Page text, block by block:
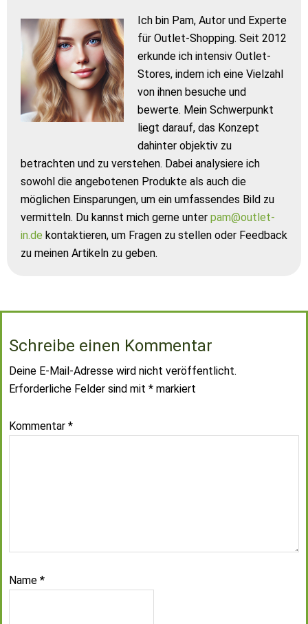
Ich bin Pam, Autor und Experte
für Outlet-Shopping. Seit 2012
erkunde ich intensiv Outlet-
Stores, indem ich eine Vielzahl
von ihnen besuche und
bewerte. Mein Schwerpunkt
liegt darauf, das Konzept
dahinter objektiv zu
betrachten und zu verstehen. Dabei analysiere ich
sowohl die angebotenen Produkte als auch die
möglichen Einsparungen, um ein umfassendes Bild zu
vermitteln. Du kannst mich gerne unter pam@outlet-
in.de kontaktieren, um Fragen zu stellen oder Feedback
zu meinen Artikeln zu geben.
Schreibe einen Kommentar
Deine E-Mail-Adresse wird nicht veröffentlicht.
Erforderliche Felder sind mit * markiert
Kommentar *
Name *